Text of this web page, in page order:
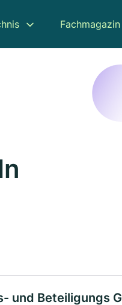
Fachmagazin
und Beteiligungs